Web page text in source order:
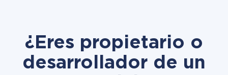
¿Eres propietario o
desarrollador de un